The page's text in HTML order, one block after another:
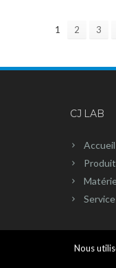
1 2 3
CJ LAB
Accueil
Nous